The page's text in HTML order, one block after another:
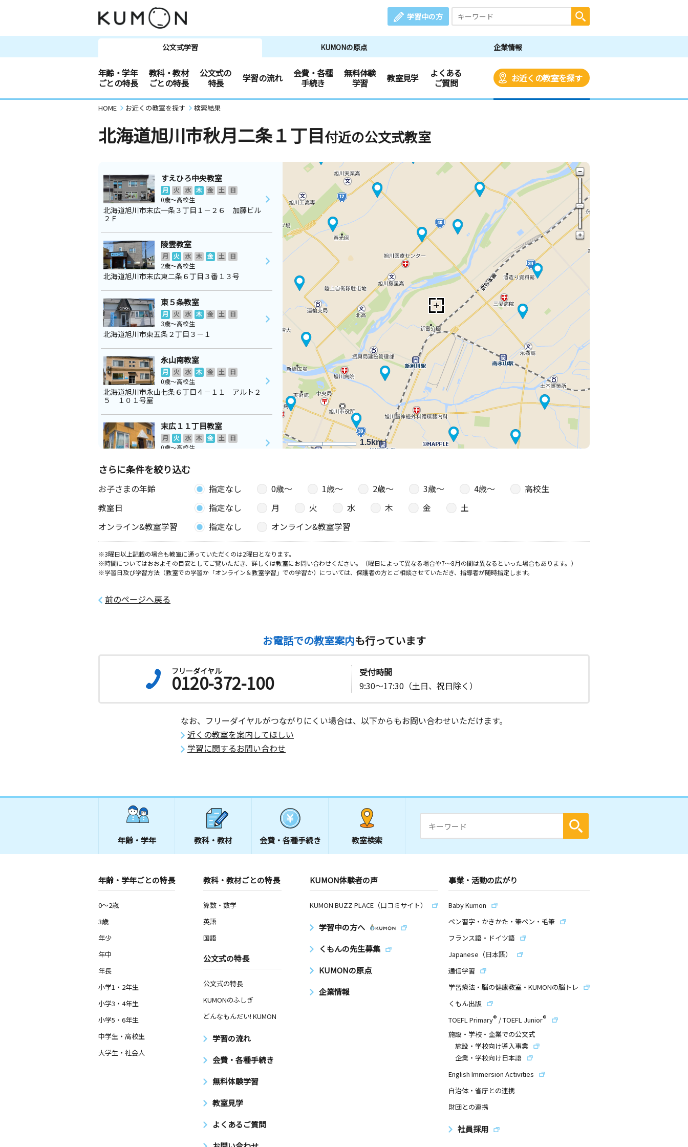
学習中の方
公文式学習 KUMONの原点 企業情報
年齢・学年
ごとの特長
教科・教材
ごとの特長
公文式の
特長
学習の流れ
会費・各種
手続き
無料体験
学習
教室見学
よくある
ご質問
お近くの教室を探す
HOME お近くの教室を探す 検索結果
北海道旭川市秋月二条１丁目付近の公文式教室
1.5km
すえひろ中央教室
月 火 水 木 金 土
日
0歳～高校生
北海道旭川市末広一条３丁目１－２６ 加藤ビル
２Ｆ
陵雲教室
月 火 水 木 金 土
日
2歳～高校生
北海道旭川市末広東二条６丁目３番１３号
東５条教室
月 火 水 木 金 土
日
3歳～高校生
北海道旭川市東五条２丁目３－１
永山南教室
月 火 水 木 金 土
日
0歳～高校生
北海道旭川市永山七条６丁目４－１１ アルト２
５ １０１号室
末広１１丁目教室
月 火 水 木 金 土
日
0歳～高校生
末広ほくと教室
木 金 土 日
5歳～高校生
北海道旭川市末広五条３丁目６－２ アルド１０
１
とよおか東教室
月 火 水 木 金 土
日
3歳～高校生
イム永山 １０１号室
末広５条教室
3歳～高校生
北鎮小前教室
水 木 金 土 日
金 土
北海道旭川市五条通１２丁目１３６８－３
月 火 金
日
0歳～高校生
豊岡１４条教室
金
北海道旭川市豊岡十四条８丁目５－６
北海道旭川市旭町一条４丁目２５８９－１４ サ
ンハイツ１０２号
旭川住吉教室
金 土
日
北海道旭川市住吉四条１丁目３－５ パラッツオ
土 日
北海道旭川市春光台三条４丁目１－９ コーポレ
さらに条件を絞り込む
お子さまの年齢 指定なし 0歳〜 1歳〜 2歳〜 3歳〜 4歳〜
高校生
教室日
指定なし 月 火 水 木 金
土
オンライン&教室学習
指定なし オンライン&教室学習
※3曜日以上記載の場合も教室に通っていただくのは2曜日となります。
※時間についてはおおよその目安としてご覧いただき、詳しくは教室にお問い合わせください。（曜日によって異なる場合や7～8月の間は異なるといった場合もあります。）
※学習日及び学習方法（教室での学習か「オンライン＆教室学習」での学習か）については、保護者の方とご相談させていただき、指導者が随時指定します。
前のページへ戻る
お電話での教室案内も行っています
フリーダイヤル
0120-372-100
受付時間
9:30～17:30（土日、祝日除く）
なお、フリーダイヤルがつながりにくい場合は、以下からもお問い合わせいただけます。
近くの教室を案内してほしい
学習に関するお問い合わせ
年齢・学年 教科・教材 会費・ 各種手続き 教室検索
年齢・学年ごとの特長
0～2歳
3歳
年少
年中
年長
小学1・2年生
小学3・4年生
小学5・6年生
中学生・高校生
大学生・社会人
教科・教材ごとの特長
算数・数学
英語
国語
公文式の特長
公文式の特長
KUMONのふしぎ
どんなもんだい! KUMON
学習の流れ
会費・各種手続き
無料体験学習
教室見学
よくあるご質問
KUMON体験者の声
KUMON BUZZ PLACE（口コミサイト）
学習中の方へ
くもんの先生募集
KUMONの原点
企業情報
事業・活動の広がり
Baby Kumon
ペン習字・かきかた・筆ペン・毛筆
フランス語・ドイツ語
Japanese（日本語）
通信学習
学習療法・脳の健康教室・KUMONの脳トレ
くもん出版
TOEFL Primary® /TOEFL Junior®
施設・学校・企業での公文式
施設・学校向け導入事業
企業・学校向け日本語
English Immersion Activities
自治体・省庁との連携
財団との連携
社員採用